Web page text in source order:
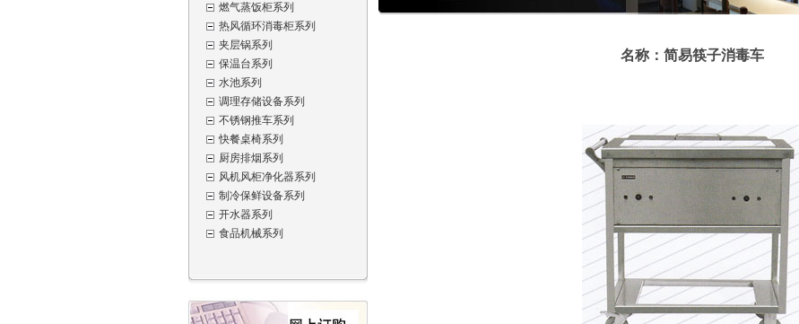
燃气蒸饭柜系列
热风循环消毒柜系列
夹层锅系列
保温台系列
水池系列
调理存储设备系列
不锈钢推车系列
快餐桌椅系列
厨房排烟系列
风机风柜净化器系列
制冷保鲜设备系列
开水器系列
食品机械系列
名称：简易筷子消毒车